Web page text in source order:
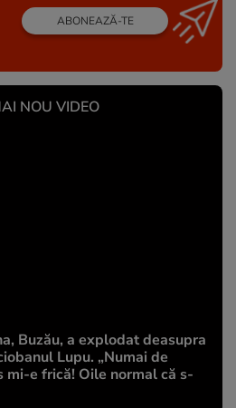
ABONEAZĂ-TE
NOU VIDEO
Buzău, a explodat deasupra
Lupu. „Numai de
mi-e frică! Oile normal că s-